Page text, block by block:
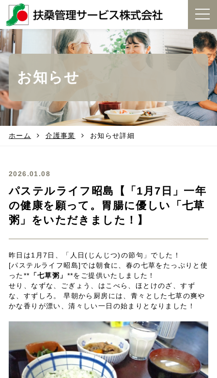
t
g
g
l
i
g
a
お知らせ
ホーム 介護事業 お知らせ詳細
2026.01.08
パステルライフ昭島【「1月7日」一年
の健康を願って。胃腸に優しい「七草
粥」をいただきました！】
昨日は1月7日、「人日(じんじつ)の節句」でした！
[パステルライフ昭島]では朝食に、春の七草をたっぷりと使
った** 「七草粥」 **をご提供いたしました！
せり、なずな、ごぎょう、はこべら、ほとけのざ、すず
な、すずしろ。 早朝から厨房には、青々とした七草の爽や
かな香りが漂い、清々しい一日の始まりとなりました！